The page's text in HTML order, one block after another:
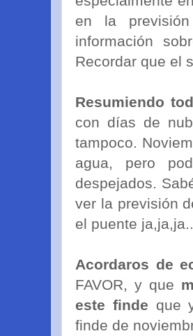
en la
información
Recordar que el
Resumiendo
con días de
tampoco.
agua, pero
despejados.
ver la previsión
el puente
Acordaros de
FAVOR, y que
este finde que
finde de